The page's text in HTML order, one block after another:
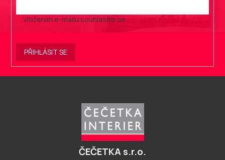
Vložením e-mailu souhlasíte se zpracováním osobních
.
PŘIHLÁSIT SE
ČEČETKA s.r.o.